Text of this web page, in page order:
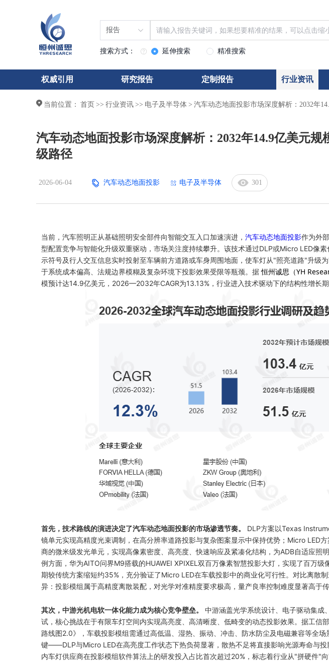
报告
搜索方式： 延伸搜索 精准搜索
权威引用 研究报告 定制报告 行业资讯
当前位置： 首页 >> 行业资讯 >> 电子及半导体 > 汽车动态地面投影市场深度解析：2032年
汽车动态地面投影市场深度解析：2032年14.9亿美元
级路径
2026-06-04 汽车动态地面投影 电子及半导体 301
当前，汽车照明正从基础照明安全部件向智能交互入口加速演进， 汽车动态地面投影作为外
型配置竞争与智能化升级双重驱动，市场关注度持续攀升。该技术通过DLP或Micro LED像
示符号及行人交互信息实时投射至车辆前方道路或车身周围地面，使车灯从"照亮道路"升级
于系统成本偏高、法规边界模糊及复杂环境下投影效果受限等瓶颈。据恒州诚思（YH
模预计达14.9亿美元，2026—2032年CAGR为13.13%，行业进入技术驱动下的结构性增长期
首先，技术路线的演进决定了汽车动态地面投影的市场渗透节奏。
DLP方案以Texas
镜单元实现高精度光束调制，在高分辨率道路投影与复杂图案显示中保持优势；Micro LED
商的微米级发光单元，实现高像素密度、高亮度、快速响应及紧凑化结构，为ADB自适应照
例方面，华为AITO问界M9搭载的HUAWEI XPIXEL双百万像素智慧投影大灯，实现了百万级
期较传统方案缩短约35%，充分验证了Micro LED在车载投影中的商业化可行性。对比离散
异：投影模组属于高精度离散装配，对光学对准精度要求极高，量产良率控制难度显著高于传
其次，中游光机电软一体化能力成为核心竞争壁垒。
中游涵盖光学系统设计、电子驱动集成
试，核心挑战在于有限车灯空间内实现高亮度、高清晰度、低畸变的动态投影效果。据工信
路线图2.0》，车载投影模组需通过高低温、湿热、振动、冲击、防水防尘及电磁兼容等全
键——DLP与Micro LED在高亮度工作状态下热负荷显著，散热不足将直接影响光源寿命与
内车灯供应商在投影模组软件算法上的研发投入占比首次超过20%，标志着行业从"拼硬件"